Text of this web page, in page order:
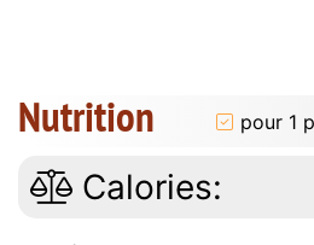
Nutrition pour 1
Calories: